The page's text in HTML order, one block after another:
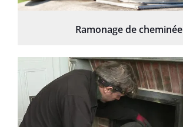
Ramonage de cheminée